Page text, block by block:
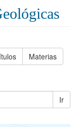
Materias
Ir